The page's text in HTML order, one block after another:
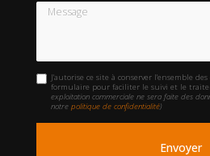
Message
J'autorise ce site à conserver l'ensemble
formulaire pour faciliter le suivi et le
exploitation commerciale ne sera faite des
notrepolitique de confidentialité)